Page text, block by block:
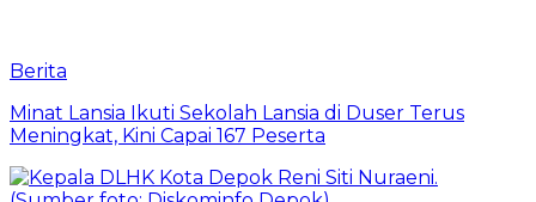
Berita
Minat Lansia Ikuti Sekolah Lansia di Duser Terus
Meningkat, Kini Capai 167 Peserta